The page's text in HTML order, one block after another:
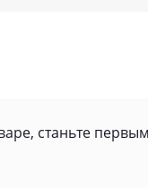
станьте